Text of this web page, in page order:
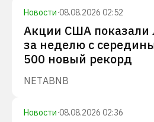
Новости·08.08.2026 02:52
Акции США показали
за неделю с
500 новый рекорд
NETABNB
Новости·08.08.2026 02:36